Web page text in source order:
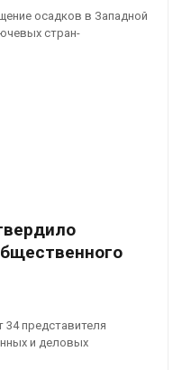
осадков в Западной
стран-
представителя
и деловых